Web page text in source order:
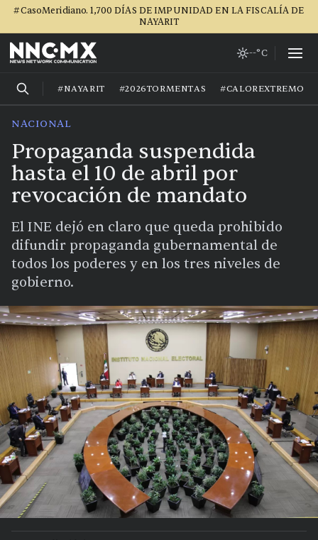
#CasoMeridiano. 1,700 DÍAS DE IMPUNIDAD EN LA FISCALÍA DE
NAYARIT
--°C
#NAYARIT #2026TORMENTAS #CALOREXTREMO
NACIONAL
Propaganda suspendida
hasta el 10 de abril por
revocación de mandato
El INE dejó en claro que queda prohibido
difundir propaganda gubernamental de
todos los poderes y en los tres niveles de
gobierno.